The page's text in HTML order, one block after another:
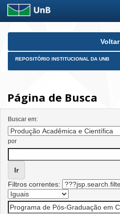
Skip
Voltar
REPOSITÓRIO INSTITUCIONAL DA UNB
Página de Busca
Buscar em:
por
Filtros correntes: